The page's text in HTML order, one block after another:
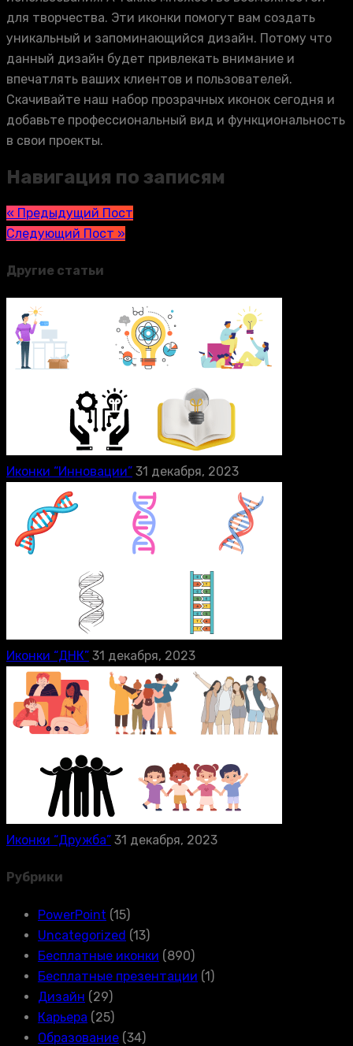
для творчества. Эти иконки помогут вам создать
уникальный и запоминающийся дизайн. Потому что
данный дизайн будет привлекать внимание и
впечатлять ваших клиентов и пользователей.
Скачивайте наш набор прозрачных иконок сегодня и
добавьте профессиональный вид и функциональность
в свои проекты.
Навигация по записям
« Предыдущий Пост
Следующий Пост »
Другие статьи
Иконки “Инновации” 31 декабря, 2023
Иконки “ДНК” 31 декабря, 2023
Иконки “Дружба” 31 декабря, 2023
Рубрики
PowerPoint (15)
Uncategorized (13)
Бесплатные иконки (890)
Бесплатные презентации (1)
Дизайн (29)
Карьера (25)
Образование (34)